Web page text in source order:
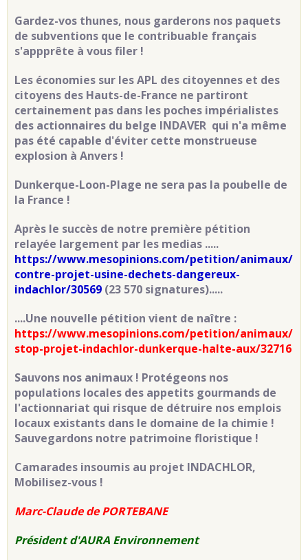
Gardez-vos thunes, nous garderons nos paquets
de subventions que le contribuable français
s'appprête à vous filer !
Les économies sur les APL des citoyennes et des
citoyens des Hauts-de-France ne partiront
certainement pas dans les poches impérialistes
des actionnaires du belge INDAVER qui n'a même
pas été capable d'éviter cette monstrueuse
explosion à Anvers !
Dunkerque-Loon-Plage ne sera pas la poubelle de
la France !
Après le succès de notre première pétition
relayée largement par les medias .....
https://www.mesopinions.com/petition/animaux/
contre-projet-usine-dechets-dangereux-
indachlor/30569 (23 570 signatures).....
....Une nouvelle pétition vient de naître :
https://www.mesopinions.com/petition/animaux/
stop-projet-indachlor-dunkerque-halte-aux/32716
Sauvons nos animaux ! Protégeons nos
populations locales des appetits gourmands de
l'actionnariat qui risque de détruire nos emplois
locaux existants dans le domaine de la chimie !
Sauvegardons notre patrimoine floristique !
Camarades insoumis au projet INDACHLOR,
Mobilisez-vous !
Marc-Claude de PORTEBANE
Président d'AURA Environnement